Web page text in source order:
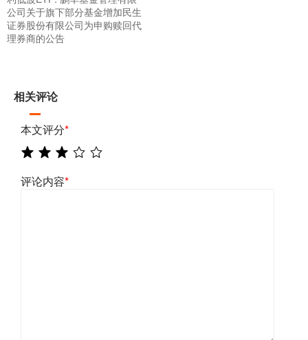
公司关于旗下部分基金增加民生
证券股份有限公司为申购赎回代
理券商的公告
相关评论
本文评分*
评论内容*